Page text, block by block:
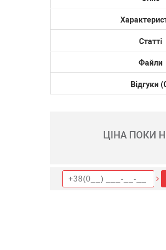
Статті
Файли
Відгуки
ЦІНА ПОКИ